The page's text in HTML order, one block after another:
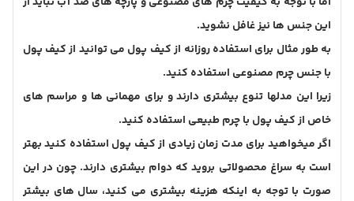
این جنس ها نیز غافل نشوید.
به طور مثال برای استفاده روزانه از کیف پول می توانید از کیف پول
با جنس چرم مصنوعی استفاده کنید.
زیرا این مدلها تنوع بیشتری دارند و برای مهمانی ها و مراسم های
خاص از کیف پول با چرم طبیعی استفاده کنید.
اگر میخواهید برای مدت زمان زیادی از کیف پول استفاده کنید بهتر
است به سراغ محصولاتی بروید که دوام بیشتری دارند. چون در این
صورت با توجه به اینکه هزینه بیشتری می کنید، سال های بیشتر